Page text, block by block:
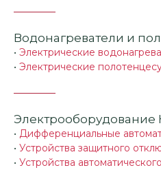
Водонагреватели и
• Электрические
• Электрические
Электрооборудование
• Дифференциальные
• Устройства защитного
• Устройства